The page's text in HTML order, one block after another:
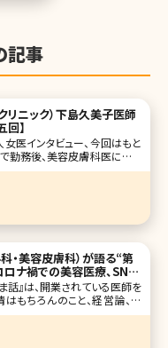
記事
リニック）下島久美子医師
回】
医インタビュー、今回はもと
勤務後、美容皮膚科医になら
容皮膚科・医療痩身をメイン
皮膚科に携わろうと思った
・美容皮膚科）が語る“第
ナ禍での美容医療、SNS
』は、開業されている医師を
もちろんのこと、経営論、医
ディアなどでもあまり話す機会
ています。激変する美容医療
て診療しているのか、患者側